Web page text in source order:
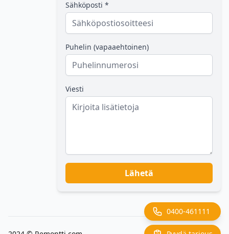
0400-461111
Sähköposti *
Puhelin (vapaaehtoinen)
Viesti
Lähetä